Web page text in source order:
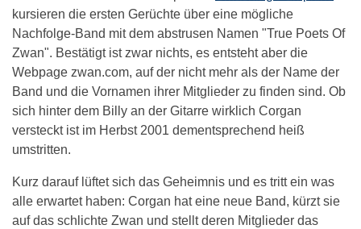
kursieren die ersten Gerüchte über eine mögliche
Nachfolge-Band mit dem abstrusen Namen "True Poets Of
Zwan". Bestätigt ist zwar nichts, es entsteht aber die
Webpage zwan.com, auf der nicht mehr als der Name der
Band und die Vornamen ihrer Mitglieder zu finden sind. Ob
sich hinter dem Billy an der Gitarre wirklich Corgan
versteckt ist im Herbst 2001 dementsprechend heiß
umstritten.
Kurz darauf lüftet sich das Geheimnis und es tritt ein was
alle erwartet haben: Corgan hat eine neue Band, kürzt sie
auf das schlichte Zwan und stellt deren Mitglieder das